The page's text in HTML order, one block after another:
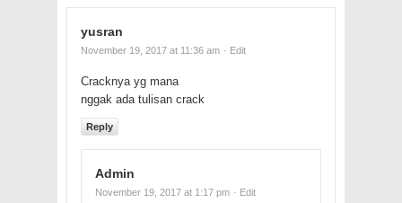
yusran
November 19, 2017 at 11:36 am · Edit
Cracknya yg mana
nggak ada tulisan crack
Reply
Admin
November 19, 2017 at 1:17 pm · Edit